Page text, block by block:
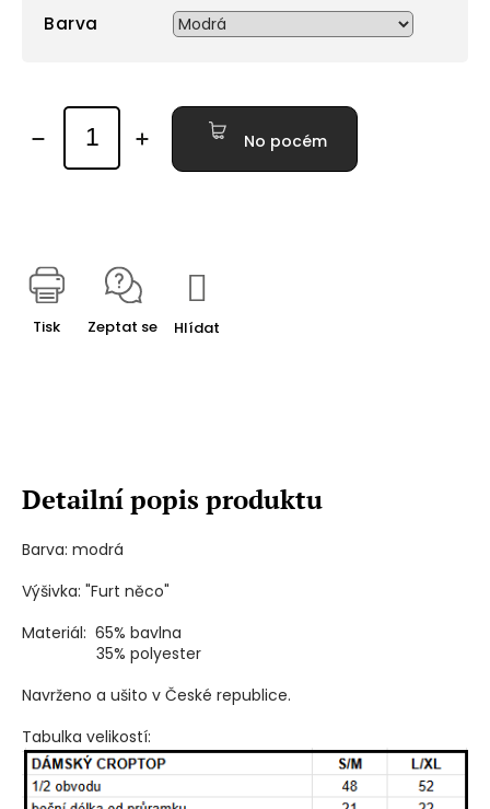
Barva
No pocém
Tisk Zeptat se Hlídat
Detailní popis produktu
Barva: modrá
Výšivka: "Furt něco"
Materiál: 65% bavlna
35% polyester
Navrženo a ušito v České republice.
Tabulka velikostí: